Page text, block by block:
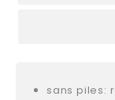
sans piles: